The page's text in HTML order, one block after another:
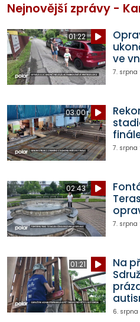
Nejnovější zprávy -
01:22
ve
7. srpna
03:00
7. srpna
02:43
7. srpna
01:21
Na
6.